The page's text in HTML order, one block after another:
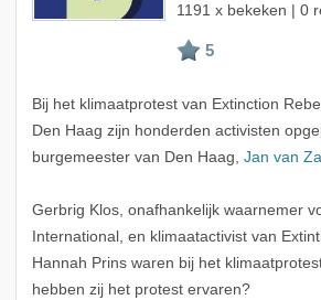
1191 x bekeken | 0
Bij het klimaatprotest van Extinction
Den Haag zijn honderden activisten
burgemeester van Den Haag, Jan van
Gerbrig Klos, onafhankelijk waarnemer
International, en klimaatactivist van
Hannah Prins waren bij het
hebben zij het protest ervaren?